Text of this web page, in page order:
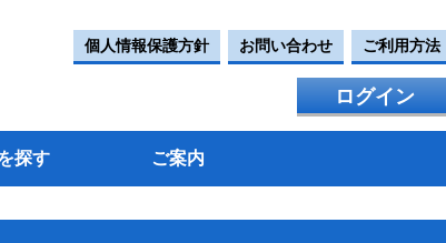
個人情報保護方針 お問い合わせ ご利用方法
ログイン
探す ご案内